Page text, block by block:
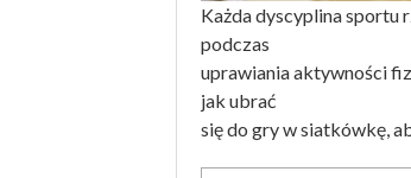
Każda dyscyplina sportu
podczas
uprawiania aktywności
jak ubrać
się do gry w siatkówkę,